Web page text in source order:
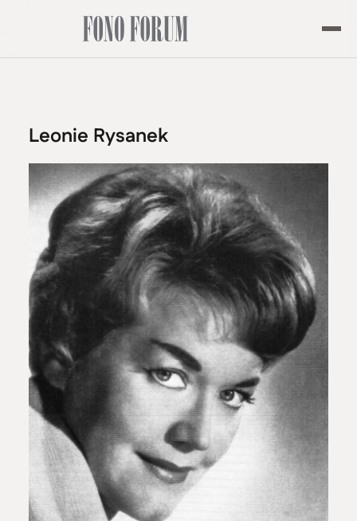
Leonie Rysanek